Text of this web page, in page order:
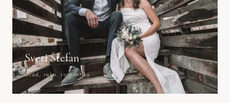
Sveti Štefan
Grad, reka, romantika